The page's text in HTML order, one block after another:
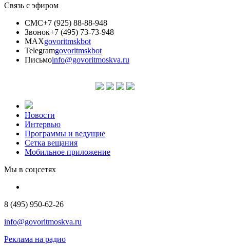
Связь с эфиром
СМС+7 (925) 88-88-948
Звонок+7 (495) 73-73-948
MAXgovoritmskbot
Telegramgovoritmskbot
Письмоinfo@govoritmoskva.ru
Новости
Интервью
Программы и ведущие
Сетка вещания
Мобильное приложение
Мы в соцсетях
8 (495) 950-62-26
info@govoritmoskva.ru
Реклама на радио